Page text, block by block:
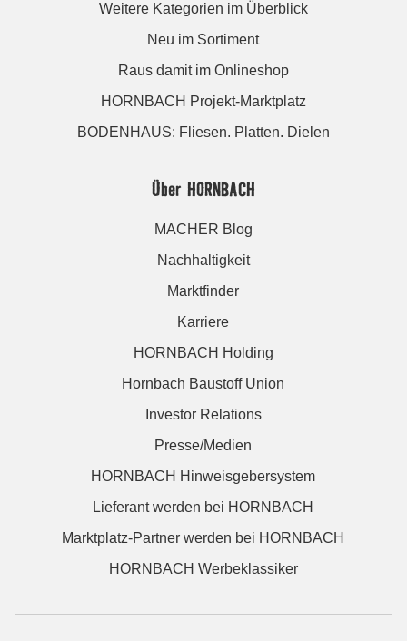
Weitere Kategorien im Überblick
Neu im Sortiment
Raus damit im Onlineshop
HORNBACH Projekt-Marktplatz
BODENHAUS: Fliesen. Platten. Dielen
Über HORNBACH
MACHER Blog
Nachhaltigkeit
Marktfinder
Karriere
HORNBACH Holding
Hornbach Baustoff Union
Investor Relations
Presse/Medien
HORNBACH Hinweisgebersystem
Lieferant werden bei HORNBACH
Marktplatz-Partner werden bei HORNBACH
HORNBACH Werbeklassiker